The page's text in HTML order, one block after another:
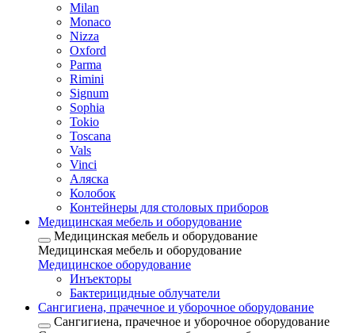
Milan
Monaco
Nizza
Oxford
Parma
Rimini
Signum
Sophia
Tokio
Toscana
Vals
Vinci
Аляска
Колобок
Контейнеры для столовых приборов
Медицинская мебель и оборудование
Медицинская мебель и оборудование
Медицинская мебель и оборудование
Медицинское оборудование
Инъекторы
Бактерицидные облучатели
Сангигиена, прачечное и уборочное оборудование
Сангигиена, прачечное и уборочное оборудование